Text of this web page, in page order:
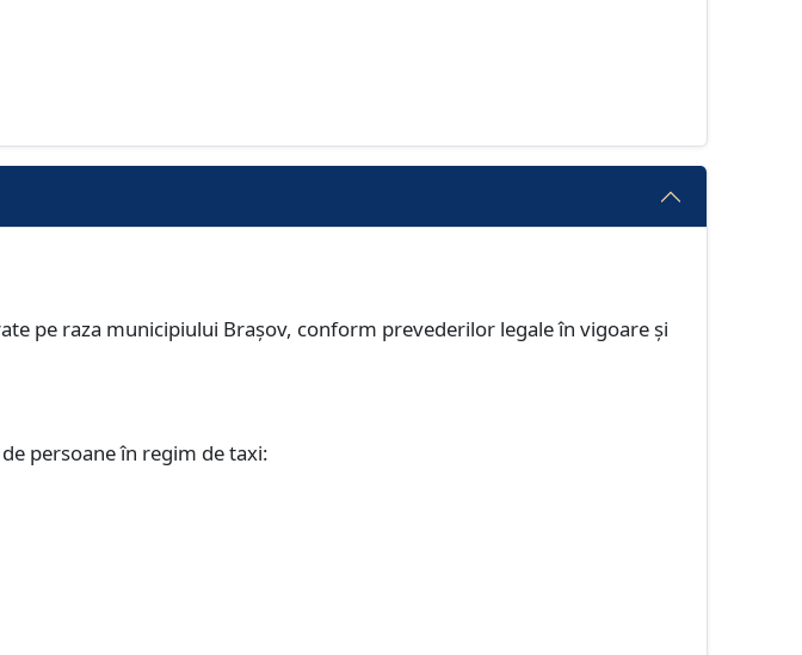
pe raza municipiului Braşov, conform prevederilor legale în vigoare şi
persoane în regim de taxi: